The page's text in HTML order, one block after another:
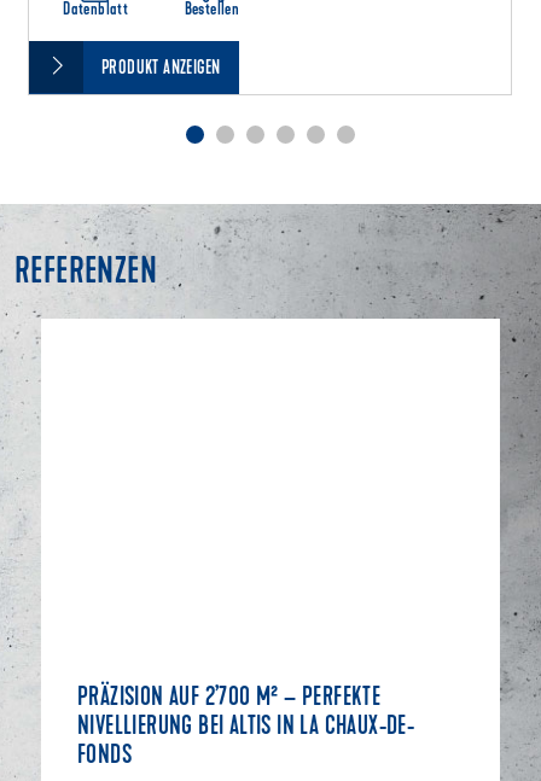
Datenblatt Bestellen
PRODUKT ANZEIGEN
REFERENZEN
PRÄZISION AUF 2’700 M² – PERFEKTE
NIVELLIERUNG BEI ALTIS IN LA CHAUX-DE-
FONDS